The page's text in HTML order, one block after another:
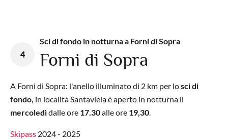
4
Sci di fondo in notturna a Forni di Sopra
Forni di Sopra
A Forni di Sopra: l'anello illuminato di 2 km per losci di
fondo, in località Santaviela è aperto in notturna il
mercoledìdalle ore 17.30alle ore 19,30.
Skipass 2024 - 2025